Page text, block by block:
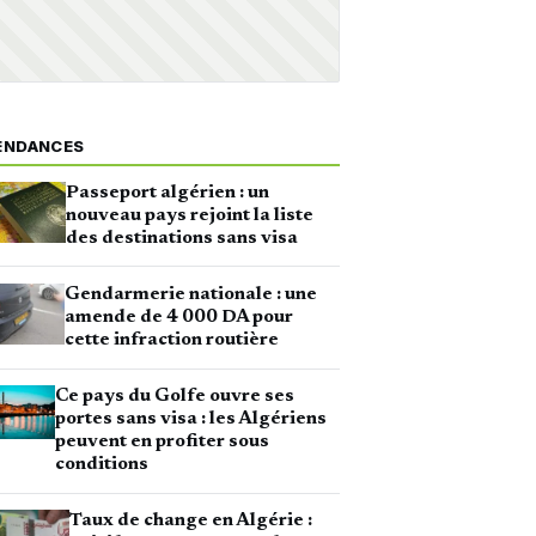
Passeport algérien : un
nouveau pays rejoint la liste
des destinations sans visa
Gendarmerie nationale : une
amende de 4 000 DA pour
cette infraction routière
Ce pays du Golfe ouvre ses
portes sans visa : les Algériens
peuvent en profiter sous
conditions
Taux de change en Algérie :